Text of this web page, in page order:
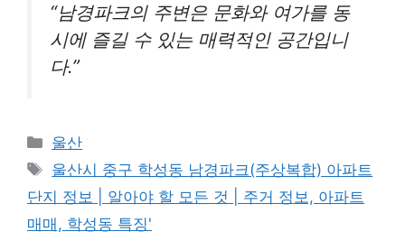
“남경파크의 주변은 문화와 여가를 동
시에 즐길 수 있는 매력적인 공간입니
다.”
Categories
울산
Tags
울산시 중구 학성동 남경파크(주상복합) 아파트
단지 정보 | 알아야 할 모든 것 | 주거 정보, 아파트
매매, 학성동 특징'